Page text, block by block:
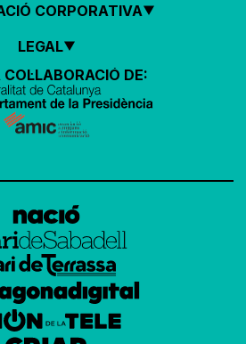
CORPORATIVA
LEGAL
DE: